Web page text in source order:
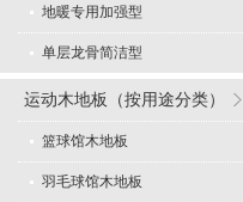
地暖专用加强型
单层龙骨简洁型
运动木地板（按用途分类）
篮球馆木地板
羽毛球馆木地板
专业舞蹈地板型